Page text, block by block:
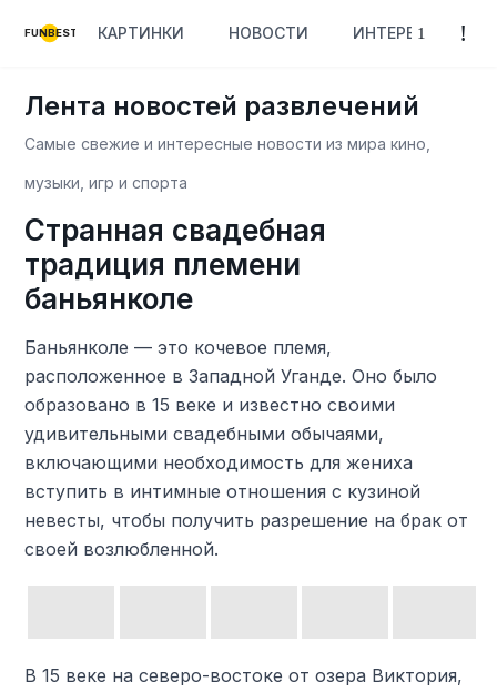
FUNBEST КАРТИНКИ НОВОСТИ ИНТЕРЕСНОЕ
Лента новостей развлечений
Самые свежие и интересные новости из мира кино,
музыки, игр и спорта
Странная свадебная
традиция племени
баньянколе
Баньянколе — это кочевое племя,
расположенное в Западной Уганде. Оно было
образовано в 15 веке и известно своими
удивительными свадебными обычаями,
включающими необходимость для жениха
вступить в интимные отношения с кузиной
невесты, чтобы получить разрешение на брак от
своей возлюбленной.
В 15 веке на северо-востоке от озера Виктория,